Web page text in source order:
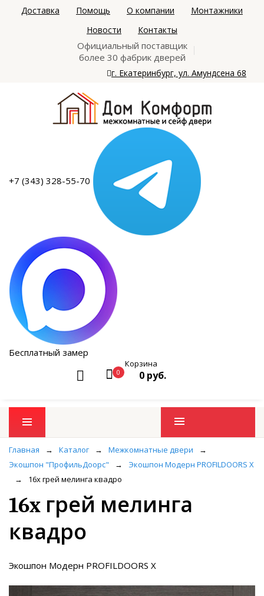
Доставка Помощь О компании
Монтажники
Новости
Контакты
Официальный поставщик
более 30 фабрик дверей
г. Екатеринбург, ул. Амундсена 68
+7 (343) 328-55-70
Бесплатный замер
0
Корзина
0 руб.
Промо товары
Главная → Каталог → Межкомнатные двери
→
Экошпон "ПрофильДоорс"
→
Экошпон Модерн PROFILDOORS X
→
16x грей мелинга квадро
16x грей мелинга
квадро
Экошпон Модерн PROFILDOORS X